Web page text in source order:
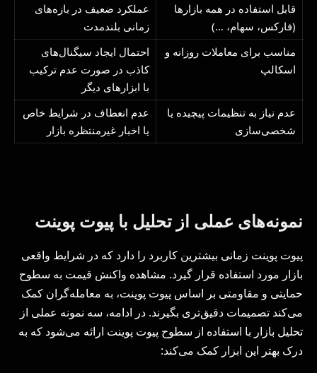
قابل استفاده در همه بازارها
(فارکس، سهام، …)
عملکرد ضعیف در بازه‌های
زمانی بلندمدت
مناسب برای معاملات روزانه و
اسکالپ
احتمال ایجاد سیگنال‌های
کاذب در صورت عدم ترکیب
با ابزارهای دیگر
عدم نیاز به تنظیمات پیچیده یا
شخصی‌سازی
عدم انعطاف در شرایط خاص
یا اخبار غیرمنتظره بازار
نمونه‌های عملی از تحلیل با پیوت پوینت
پیوت پوینت زمانی بیشترین کاربرد را دارد که در شرایط واقعی
بازار مورد استفاده قرار گیرد. مشاهده واکنش قیمت به سطوح
حمایتی و مقاومتی بر اساس پیوت پوینت، به معامله‌گران کمک
می‌کند تصمیمات دقیق‌تری بگیرند. در ادامه، سه نمونه عملی از
تحلیل بازار با استفاده از سطوح پیوت پوینت ارائه می‌شود که به
درک بهتر این ابزار کمک می‌کند: